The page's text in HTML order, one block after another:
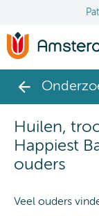
Huilen,
Happiest
ouders
Veel ouders